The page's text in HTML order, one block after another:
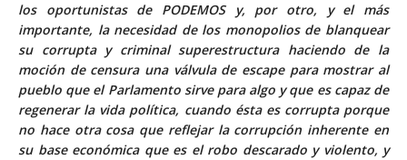
los oportunistas de PODEMOS y, por otro, y el más
importante, la necesidad de los monopolios de blanquear
su corrupta y criminal superestructura haciendo de la
moción de censura una válvula de escape para mostrar al
pueblo que el Parlamento sirve para algo y que es capaz de
regenerar la vida política, cuando ésta es corrupta porque
no hace otra cosa que reflejar la corrupción inherente en
su base económica que es el robo descarado y violento, y